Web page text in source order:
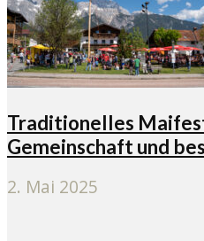
Traditionelles
Gemeinschaft und
2. Mai 2025